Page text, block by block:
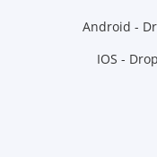
Android -
IOS -